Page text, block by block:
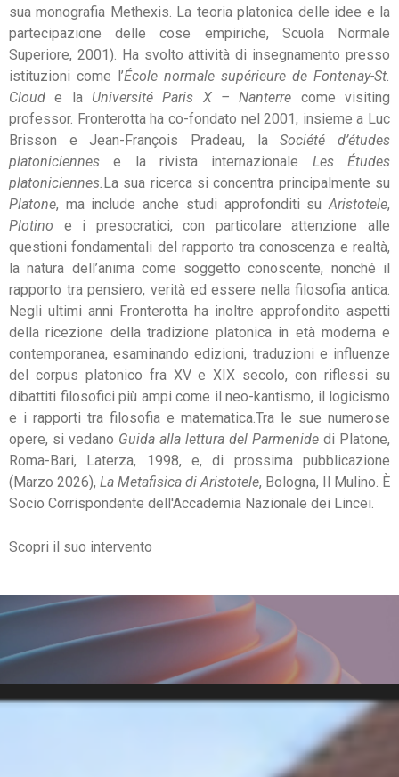
sua monografia Methexis. La teoria platonica delle idee e la
partecipazione delle cose empiriche, Scuola Normale
Superiore, 2001). Ha svolto attività di insegnamento presso
istituzioni come l’École normale supérieure de Fontenay-St.
Cloud e la Université Paris X – Nanterre come visiting
professor. Fronterotta ha co-fondato nel 2001, insieme a Luc
Brisson e Jean-François Pradeau, laSociété d’études
platoniciennes e la rivista internazionale Les Études
platoniciennes. La sua ricerca si concentra principalmente su
Platone, ma include anche studi approfonditi su Aristotele,
Plotino e i presocratici, con particolare attenzione alle
questioni fondamentali del rapporto tra conoscenza e realtà,
la natura dell’anima come soggetto conoscente, nonché il
rapporto tra pensiero, verità ed essere nella filosofia antica.
Negli ultimi anni Fronterotta ha inoltre approfondito aspetti
della ricezione della tradizione platonica in età moderna e
contemporanea, esaminando edizioni, traduzioni e influenze
del corpus platonico fra XV e XIX secolo, con riflessi su
dibattiti filosofici più ampi come il neo-kantismo, il logicismo
e i rapporti tra filosofia e matematica.Tra le sue numerose
opere, si vedano Guida alla lettura del Parmenide di Platone,
Roma-Bari, Laterza, 1998, e, di prossima pubblicazione
(Marzo 2026), La Metafisica di Aristotele, Bologna, Il Mulino. È
Socio Corrispondente dell'Accademia Nazionale dei Lincei.
Scopri il suo intervento